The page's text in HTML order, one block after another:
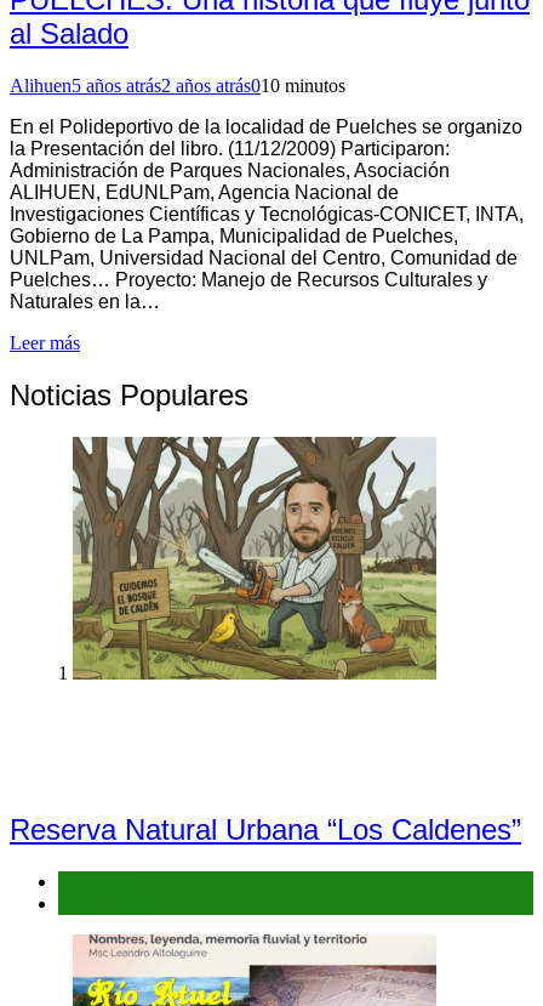
al Salado
Alihuen5 años atrás2 años atrás010 minutos
En el Polideportivo de la localidad de Puelches se organizo
la Presentación del libro. (11/12/2009) Participaron:
Administración de Parques Nacionales, Asociación
ALIHUEN, EdUNLPam, Agencia Nacional de
Investigaciones Científicas y Tecnológicas-CONICET, INTA,
Gobierno de La Pampa, Municipalidad de Puelches,
UNLPam, Universidad Nacional del Centro, Comunidad de
Puelches… Proyecto: Manejo de Recursos Culturales y
Naturales en la…
Leer más
Noticias Populares
1
Reserva Natural Urbana “Los Caldenes”